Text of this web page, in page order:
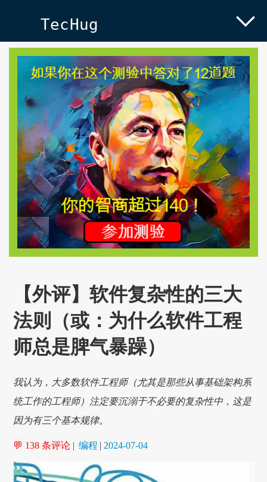
TecHug
【外评】软件复杂性的三大
法则（或：为什么软件工程
师总是脾气暴躁）
我认为，大多数软件工程师（尤其是那些从事基础架构系
统工作的工程师）注定要沉溺于不必要的复杂性中，这是
因为有三个基本规律。
💬 138 条评论 | 编程 | 2024-07-04